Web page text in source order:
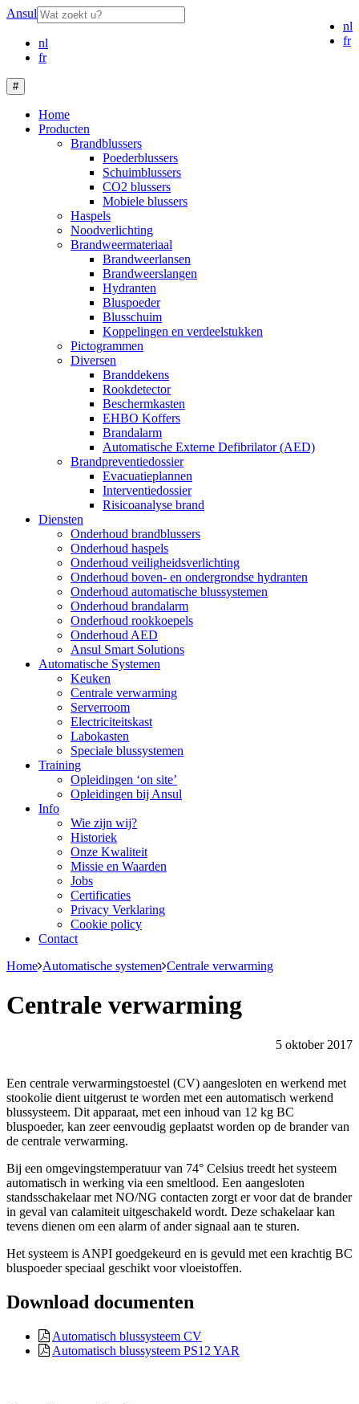
Ansul
nl
fr
nl
fr
#
Home
Producten
Brandblussers
Poederblussers
Schuimblussers
CO2 blussers
Mobiele blussers
Haspels
Noodverlichting
Brandweermateriaal
Brandweerlansen
Brandweerslangen
Hydranten
Bluspoeder
Blusschuim
Koppelingen en verdeelstukken
Pictogrammen
Diversen
Branddekens
Rookdetector
Beschermkasten
EHBO Koffers
Brandalarm
Automatische Externe Defibrilator (AED)
Brandpreventiedossier
Evacuatieplannen
Interventiedossier
Risicoanalyse brand
Diensten
Onderhoud brandblussers
Onderhoud haspels
Onderhoud veiligheidsverlichting
Onderhoud boven- en ondergrondse hydranten
Onderhoud automatische blussystemen
Onderhoud brandalarm
Onderhoud rookkoepels
Onderhoud AED
Ansul Smart Solutions
Automatische Systemen
Keuken
Centrale verwarming
Serverroom
Electriciteitskast
Labokasten
Speciale blussystemen
Training
Opleidingen ‘on site’
Opleidingen bij Ansul
Info
Wie zijn wij?
Historiek
Onze Kwaliteit
Missie en Waarden
Jobs
Certificaties
Privacy Verklaring
Cookie policy
Contact
Home Automatische systemen Centrale verwarming
Centrale verwarming
5 oktober 2017
Een centrale verwarmingstoestel (CV) aangesloten en werkend met
stookolie dient uitgerust te worden met een automatisch werkend
blussysteem. Dit apparaat, met een inhoud van 12 kg BC
bluspoeder, kan zeer eenvoudig geplaatst worden op de brander van
de centrale verwarming.
Bij een omgevingstemperatuur van 74° Celsius treedt het systeem
automatisch in werking via een smeltlood. Een aangesloten
standsschakelaar met NO/NG contacten zorgt er voor dat de brander
in geval van calamiteit uitgeschakeld wordt. Deze schakelaar kan
tevens dienen om een alarm of ander signaal aan te sturen.
Het systeem is ANPI goedgekeurd en is gevuld met een krachtig BC
bluspoeder speciaal geschikt voor vloeistoffen.
Download documenten
Automatisch blussysteem CV
Automatisch blussysteem PS12 YAR